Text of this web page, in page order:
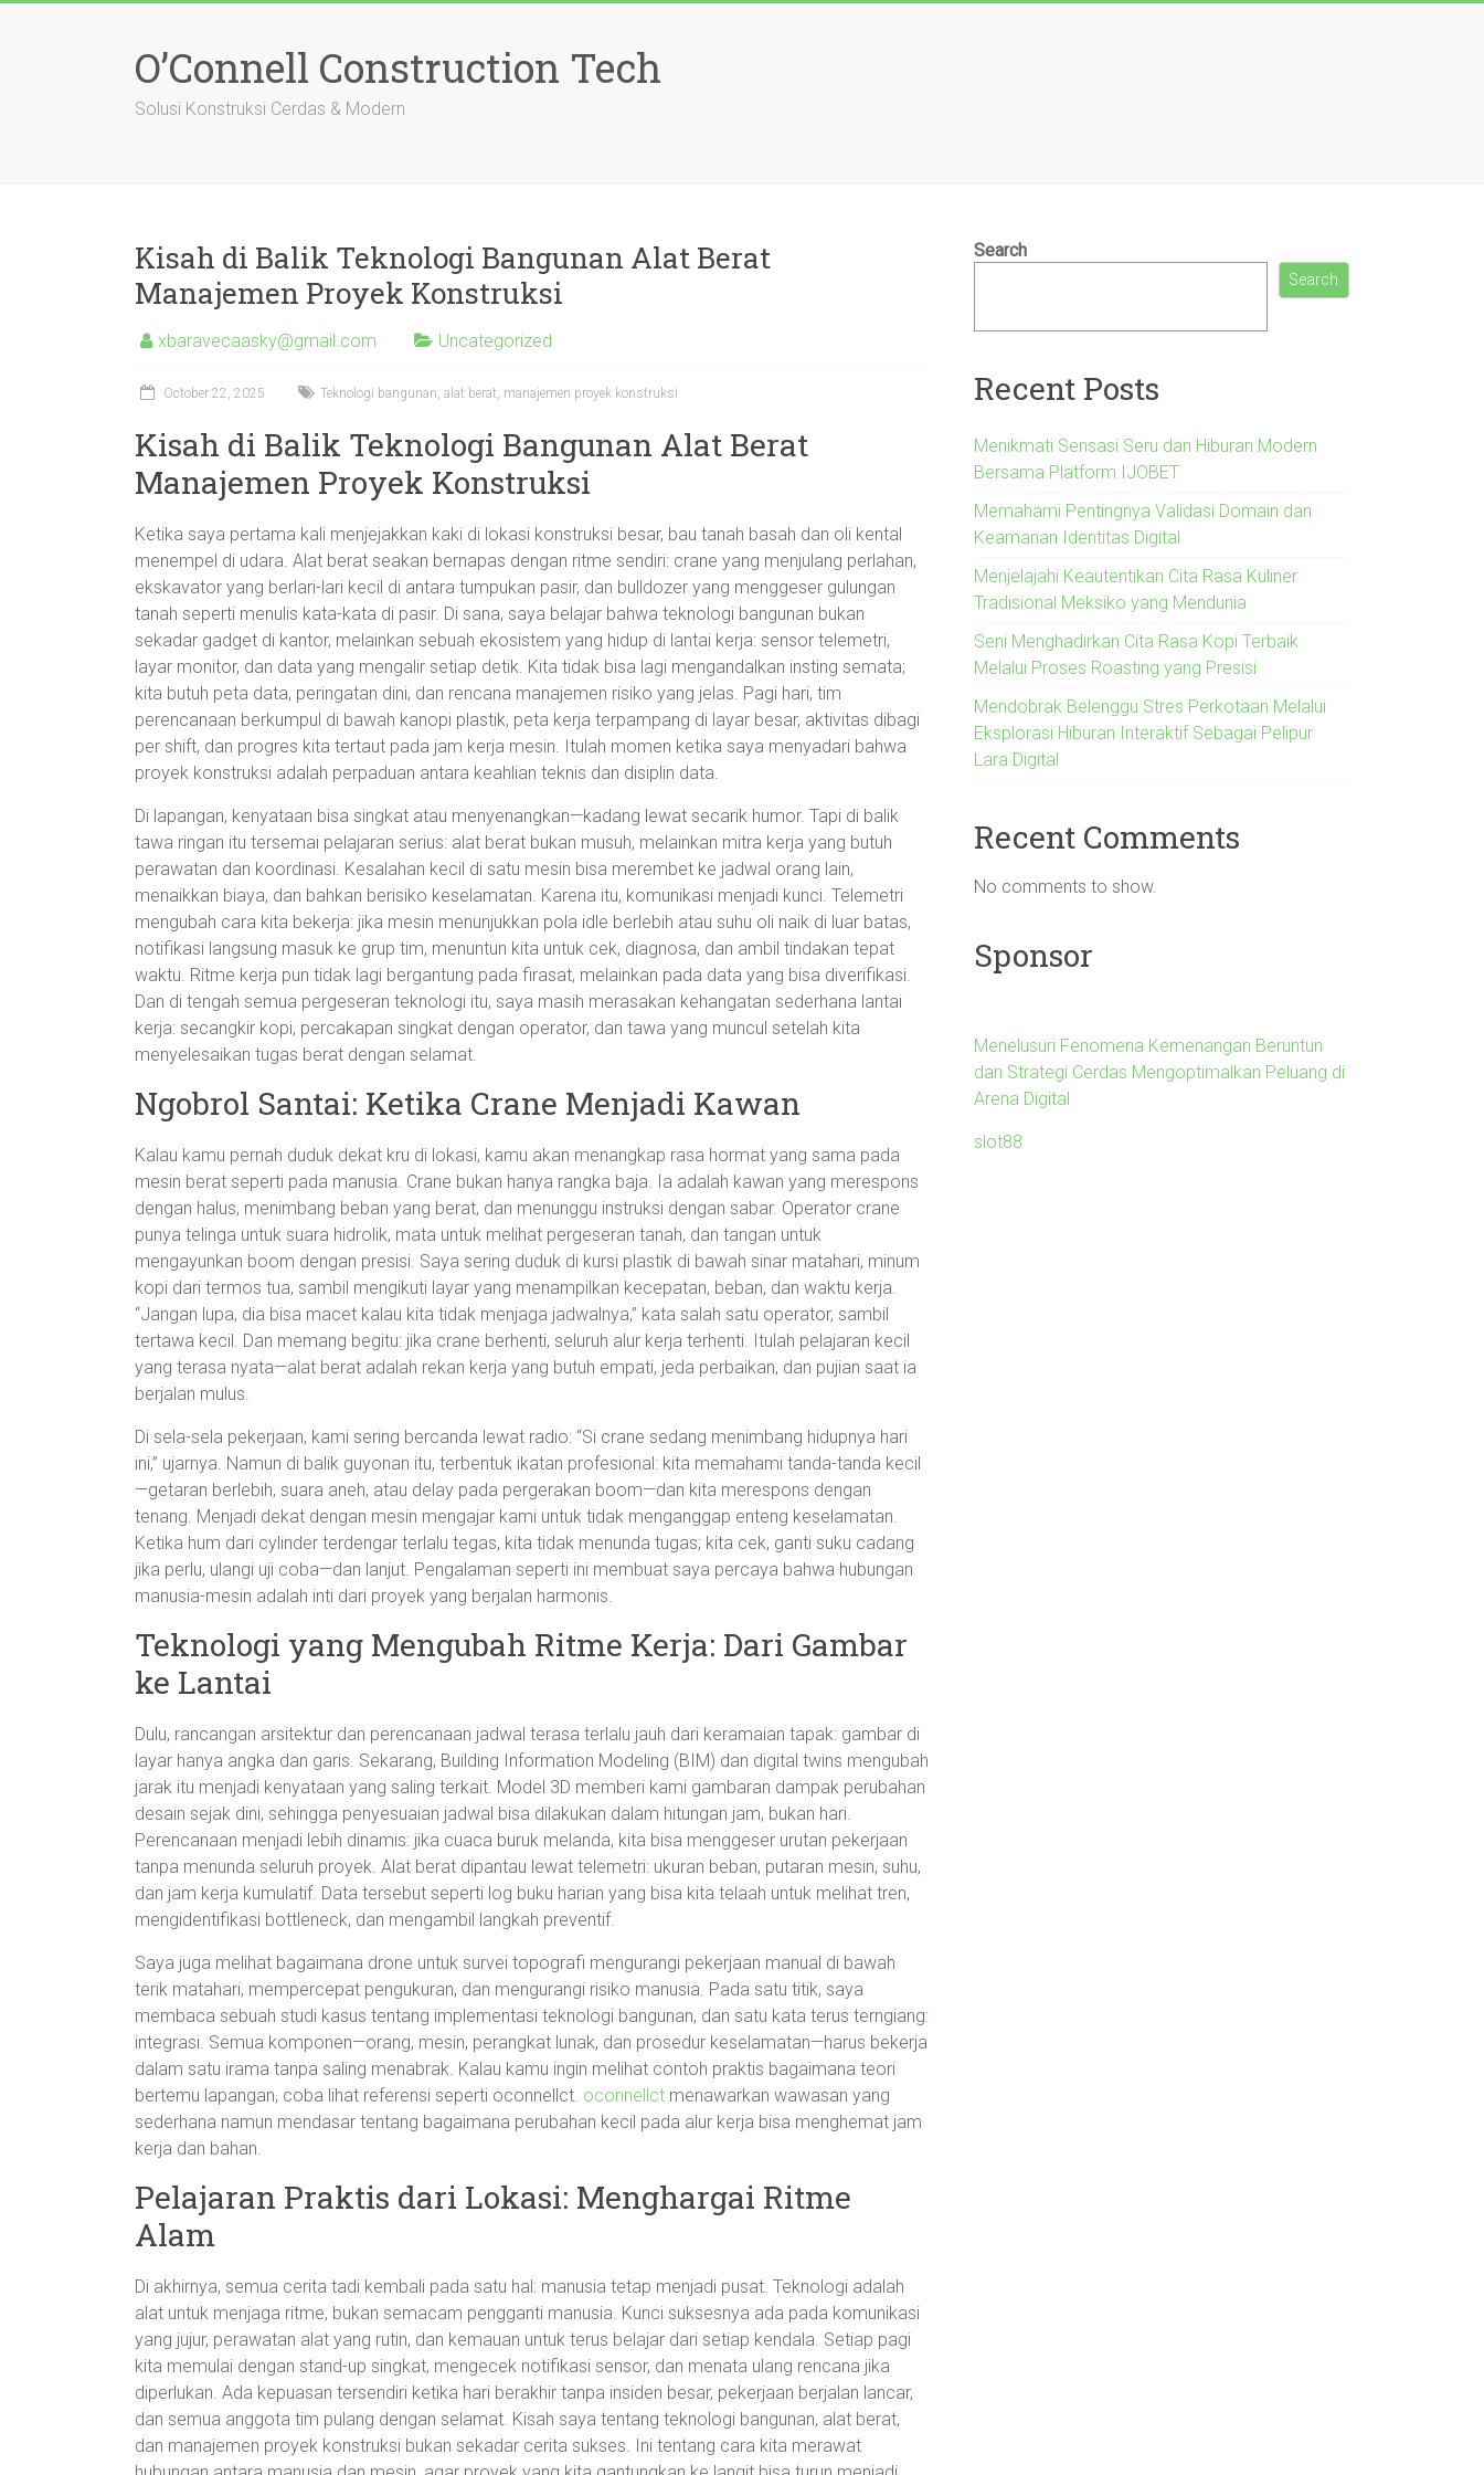
O’Connell Construction Tech
Solusi Konstruksi Cerdas & Modern
Kisah di Balik Teknologi Bangunan Alat Berat
Manajemen Proyek Konstruksi
xbaravecaasky@gmail.com Uncategorized
October 22, 2025 Teknologi bangunan, alat berat, manajemen proyek konstruksi
Kisah di Balik Teknologi Bangunan Alat Berat
Manajemen Proyek Konstruksi
Ketika saya pertama kali menjejakkan kaki di lokasi konstruksi besar, bau tanah basah dan oli kental
menempel di udara. Alat berat seakan bernapas dengan ritme sendiri: crane yang menjulang perlahan,
ekskavator yang berlari-lari kecil di antara tumpukan pasir, dan bulldozer yang menggeser gulungan
tanah seperti menulis kata-kata di pasir. Di sana, saya belajar bahwa teknologi bangunan bukan
sekadar gadget di kantor, melainkan sebuah ekosistem yang hidup di lantai kerja: sensor telemetri,
layar monitor, dan data yang mengalir setiap detik. Kita tidak bisa lagi mengandalkan insting semata;
kita butuh peta data, peringatan dini, dan rencana manajemen risiko yang jelas. Pagi hari, tim
perencanaan berkumpul di bawah kanopi plastik, peta kerja terpampang di layar besar, aktivitas dibagi
per shift, dan progres kita tertaut pada jam kerja mesin. Itulah momen ketika saya menyadari bahwa
proyek konstruksi adalah perpaduan antara keahlian teknis dan disiplin data.
Di lapangan, kenyataan bisa singkat atau menyenangkan—kadang lewat secarik humor. Tapi di balik
tawa ringan itu tersemai pelajaran serius: alat berat bukan musuh, melainkan mitra kerja yang butuh
perawatan dan koordinasi. Kesalahan kecil di satu mesin bisa merembet ke jadwal orang lain,
menaikkan biaya, dan bahkan berisiko keselamatan. Karena itu, komunikasi menjadi kunci. Telemetri
mengubah cara kita bekerja: jika mesin menunjukkan pola idle berlebih atau suhu oli naik di luar batas,
notifikasi langsung masuk ke grup tim, menuntun kita untuk cek, diagnosa, dan ambil tindakan tepat
waktu. Ritme kerja pun tidak lagi bergantung pada firasat, melainkan pada data yang bisa diverifikasi.
Dan di tengah semua pergeseran teknologi itu, saya masih merasakan kehangatan sederhana lantai
kerja: secangkir kopi, percakapan singkat dengan operator, dan tawa yang muncul setelah kita
menyelesaikan tugas berat dengan selamat.
Ngobrol Santai: Ketika Crane Menjadi Kawan
Kalau kamu pernah duduk dekat kru di lokasi, kamu akan menangkap rasa hormat yang sama pada
mesin berat seperti pada manusia. Crane bukan hanya rangka baja. Ia adalah kawan yang merespons
dengan halus, menimbang beban yang berat, dan menunggu instruksi dengan sabar. Operator crane
punya telinga untuk suara hidrolik, mata untuk melihat pergeseran tanah, dan tangan untuk
mengayunkan boom dengan presisi. Saya sering duduk di kursi plastik di bawah sinar matahari, minum
kopi dari termos tua, sambil mengikuti layar yang menampilkan kecepatan, beban, dan waktu kerja.
“Jangan lupa, dia bisa macet kalau kita tidak menjaga jadwalnya,” kata salah satu operator, sambil
tertawa kecil. Dan memang begitu: jika crane berhenti, seluruh alur kerja terhenti. Itulah pelajaran kecil
yang terasa nyata—alat berat adalah rekan kerja yang butuh empati, jeda perbaikan, dan pujian saat ia
berjalan mulus.
Di sela-sela pekerjaan, kami sering bercanda lewat radio: “Si crane sedang menimbang hidupnya hari
ini,” ujarnya. Namun di balik guyonan itu, terbentuk ikatan profesional: kita memahami tanda-tanda kecil
—getaran berlebih, suara aneh, atau delay pada pergerakan boom—dan kita merespons dengan
tenang. Menjadi dekat dengan mesin mengajar kami untuk tidak menganggap enteng keselamatan.
Ketika hum dari cylinder terdengar terlalu tegas, kita tidak menunda tugas; kita cek, ganti suku cadang
jika perlu, ulangi uji coba—dan lanjut. Pengalaman seperti ini membuat saya percaya bahwa hubungan
manusia-mesin adalah inti dari proyek yang berjalan harmonis.
Teknologi yang Mengubah Ritme Kerja: Dari Gambar
ke Lantai
Dulu, rancangan arsitektur dan perencanaan jadwal terasa terlalu jauh dari keramaian tapak: gambar di
layar hanya angka dan garis. Sekarang, Building Information Modeling (BIM) dan digital twins mengubah
jarak itu menjadi kenyataan yang saling terkait. Model 3D memberi kami gambaran dampak perubahan
desain sejak dini, sehingga penyesuaian jadwal bisa dilakukan dalam hitungan jam, bukan hari.
Perencanaan menjadi lebih dinamis: jika cuaca buruk melanda, kita bisa menggeser urutan pekerjaan
tanpa menunda seluruh proyek. Alat berat dipantau lewat telemetri: ukuran beban, putaran mesin, suhu,
dan jam kerja kumulatif. Data tersebut seperti log buku harian yang bisa kita telaah untuk melihat tren,
mengidentifikasi bottleneck, dan mengambil langkah preventif.
Saya juga melihat bagaimana drone untuk survei topografi mengurangi pekerjaan manual di bawah
terik matahari, mempercepat pengukuran, dan mengurangi risiko manusia. Pada satu titik, saya
membaca sebuah studi kasus tentang implementasi teknologi bangunan, dan satu kata terus terngiang:
integrasi. Semua komponen—orang, mesin, perangkat lunak, dan prosedur keselamatan—harus bekerja
dalam satu irama tanpa saling menabrak. Kalau kamu ingin melihat contoh praktis bagaimana teori
bertemu lapangan, coba lihat referensi seperti oconnellct. oconnellct menawarkan wawasan yang
sederhana namun mendasar tentang bagaimana perubahan kecil pada alur kerja bisa menghemat jam
kerja dan bahan.
Pelajaran Praktis dari Lokasi: Menghargai Ritme
Alam
Di akhirnya, semua cerita tadi kembali pada satu hal: manusia tetap menjadi pusat. Teknologi adalah
alat untuk menjaga ritme, bukan semacam pengganti manusia. Kunci suksesnya ada pada komunikasi
yang jujur, perawatan alat yang rutin, dan kemauan untuk terus belajar dari setiap kendala. Setiap pagi
kita memulai dengan stand-up singkat, mengecek notifikasi sensor, dan menata ulang rencana jika
diperlukan. Ada kepuasan tersendiri ketika hari berakhir tanpa insiden besar, pekerjaan berjalan lancar,
dan semua anggota tim pulang dengan selamat. Kisah saya tentang teknologi bangunan, alat berat,
dan manajemen proyek konstruksi bukan sekadar cerita sukses. Ini tentang cara kita merawat
Search
Search
Recent Posts
Menikmati Sensasi Seru dan Hiburan Modern
Bersama Platform IJOBET
Memahami Pentingnya Validasi Domain dan
Keamanan Identitas Digital
Menjelajahi Keautentikan Cita Rasa Kuliner
Tradisional Meksiko yang Mendunia
Seni Menghadirkan Cita Rasa Kopi Terbaik
Melalui Proses Roasting yang Presisi
Mendobrak Belenggu Stres Perkotaan Melalui
Eksplorasi Hiburan Interaktif Sebagai Pelipur
Lara Digital
Recent Comments
No comments to show.
Sponsor
Menelusuri Fenomena Kemenangan Beruntun
dan Strategi Cerdas Mengoptimalkan Peluang di
Arena Digital
slot88